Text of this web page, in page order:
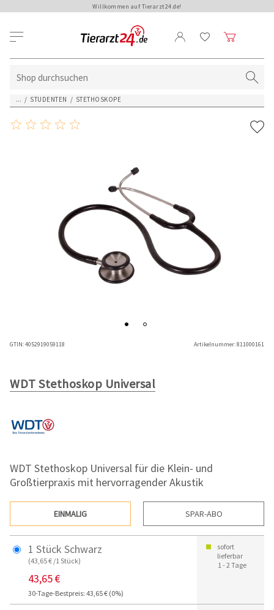
Willkommen auf Tierarzt24.de!
... / STUDENTEN / STETHOSKOPE
GTIN:4052919059118 Artikelnummer:811000161
WDT Stethoskop Universal
WDT Stethoskop Universal für die Klein- und
Großtierpraxis mit hervorragender Akustik
EINMALIG SPAR-ABO
1 Stück Schwarz
(43,65 € /1 Stück)
43,65 €
30-Tage-Bestpreis: 43,65 € (0%)
sofort
lieferbar
1 - 2 Tage